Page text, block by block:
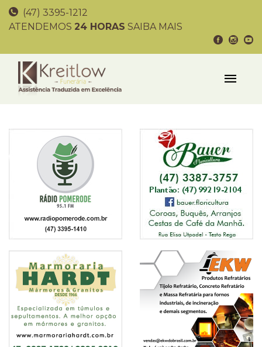
(47) 3395-1212
ATENDEMOS 24 HORAS SAIBA MAIS